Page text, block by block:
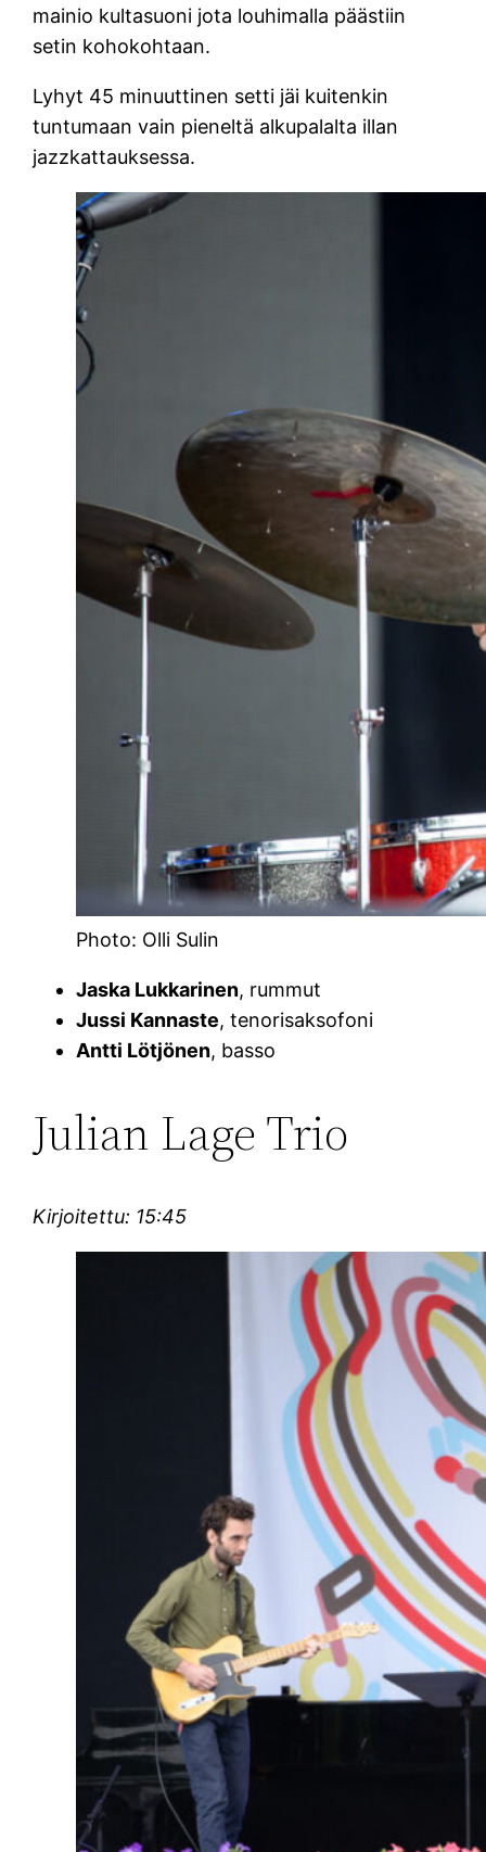
mainio kultasuoni jota louhimalla päästiin
setin kohokohtaan.
Lyhyt 45 minuuttinen setti jäi kuitenkin
tuntumaan vain pieneltä alkupalalta illan
jazzkattauksessa.
Photo: Olli Sulin
Jaska Lukkarinen, rummut
Jussi Kannaste, tenorisaksofoni
Antti Lötjönen, basso
Julian Lage Trio
Kirjoitettu: 15:45